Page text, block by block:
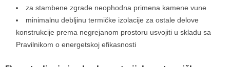
za stambene zgrade neophodna primena kamene vune
minimalnu debljinu termičke izolacije za ostale delove
konstrukcije prema negrejanom prostoru usvojiti u skladu sa
Pravilnikom o energetskoj efikasnosti